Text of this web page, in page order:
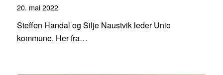
20. mai 2022
Steffen Handal og Silje Naustvik leder Unio
kommune. Her fra…